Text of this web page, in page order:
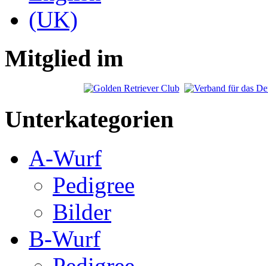
Mitglied im
Unterkategorien
A-Wurf
Pedigree
Bilder
B-Wurf